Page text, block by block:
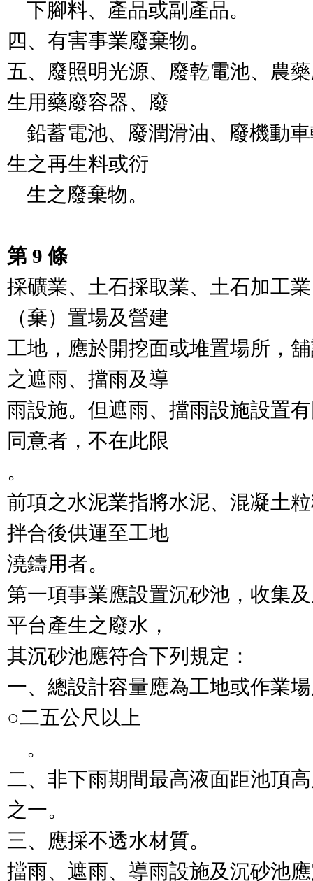
四、有害事業廢棄物。
五、廢照明光源、廢乾電池、農
生用藥廢容器、廢
生之再生料或衍
第 9 條
採礦業、土石採取業、土石加工
（棄）置場及營建
工地，應於開挖面或堆置場所，
之遮雨、擋雨及導
雨設施。但遮雨、擋雨設施設置
同意者，不在此限
。
前項之水泥業指將水泥、混凝土
拌合後供運至工地
澆鑄用者。
第一項事業應設置沉砂池，收集
平台產生之廢水，
其沉砂池應符合下列規定：
一、總設計容量應為工地或作業
○二五公尺以上
二、非下雨期間最高液面距池頂
之一。
三、應採不透水材質。
擋雨、遮雨、導雨設施及沉砂池